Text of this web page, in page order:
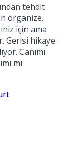
tehdit
organize.
için ama
Gerisi hikaye.
Canımı
mı